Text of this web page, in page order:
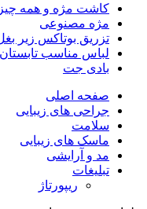
کاشت مژه و همه چیز
مژه مصنوعی
تزریق بوتاکس زیر
لباس مناسب تابستان
بادی‌ جت
صفحه اصلی
جراحی های زیبایی
سلامت
ماسک های زیبایی
مد و آرایشی
تبلیغات
ریپورتاژ